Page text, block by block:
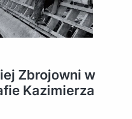
Zbrojowni w
Kazimierza